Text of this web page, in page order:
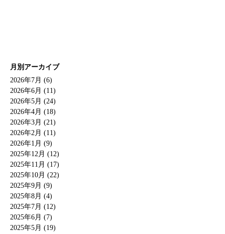
月別アーカイブ
2026年7月 (6)
2026年6月 (11)
2026年5月 (24)
2026年4月 (18)
2026年3月 (21)
2026年2月 (11)
2026年1月 (9)
2025年12月 (12)
2025年11月 (17)
2025年10月 (22)
2025年9月 (9)
2025年8月 (4)
2025年7月 (12)
2025年6月 (7)
2025年5月 (19)